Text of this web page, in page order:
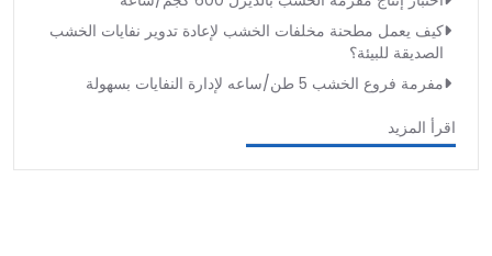
كيف يعمل مطحنة مخلفات الخشب لإعادة تدوير نفايات الخشب
الصديقة للبيئة؟
مفرمة فروع الخشب 5 طن/ساعه لإدارة النفايات بسهولة
اقرأ المزيد